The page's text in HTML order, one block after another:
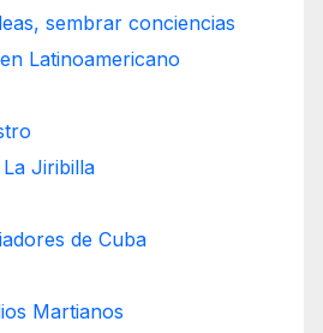
sembrar conciencias
Latinoamericano
Jiribilla
de Cuba
Martianos